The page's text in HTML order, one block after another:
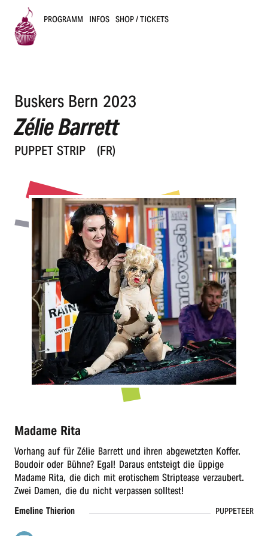
s
k
e
s
B
PROGRAMM INFOS SHOP / TICKETS
Buskers Bern 2023
Zélie Barrett
PUPPET STRIP (FR)
Madame Rita
Vorhang auf für Zélie Barrett und ihren abge­wetz­ten Koffer.
Boudoir oder Bühne? Egal! Daraus entsteigt die üppi­ge
Madame Rita, die dich mit eroti­schem Strip­tease verzau­bert.
Zwei Damen, die du nicht verpas­sen solltest!
Emeline Thier­i­on PUPPETEER